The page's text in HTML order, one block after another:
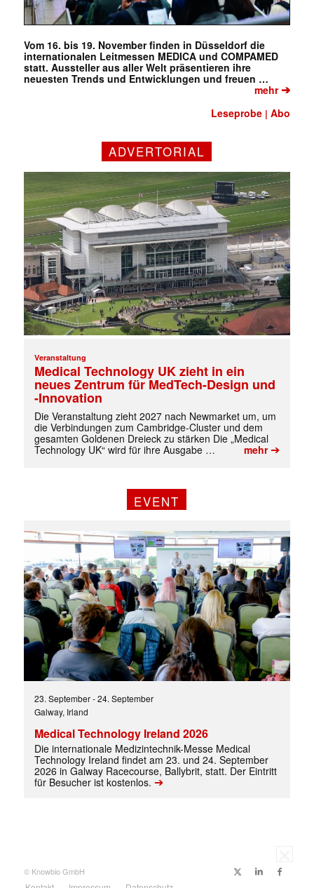
Mit dem |transkript-Newsletter
jede Woche aktuell informiert.
✕
E-
Mail
(erforderlich)
Vom 16. bis 19. November finden in Düsseldorf die
internationalen Leitmessen MEDICA und COMPAMED
statt. Aussteller aus aller Welt präsentieren ihre
neuesten Trends und Entwicklungen und freuen …
mehr➔
Leseprobe |Abo
ADVERTORIAL
Veranstaltung
Medical Technology UK zieht in ein
neues Zentrum für MedTech-Design und
-Innovation
Die Veranstaltung zieht 2027 nach Newmarket um, um
die Verbindungen zum Cambridge-Cluster und dem
gesamten Goldenen Dreieck zu stärken Die „Medical
Technology UK“ wird für ihre Ausgabe …
mehr➔
EVENT
23. September-24. September
Galway, Irland
Medical Technology Ireland 2026
Die internationale Medizintechnik-Messe Medical
Technology Ireland findet am 23. und 24. September
2026 in Galway Racecourse, Ballybrit, statt. Der Eintritt
für Besucher ist kostenlos. ➔
© Knowbio GmbH